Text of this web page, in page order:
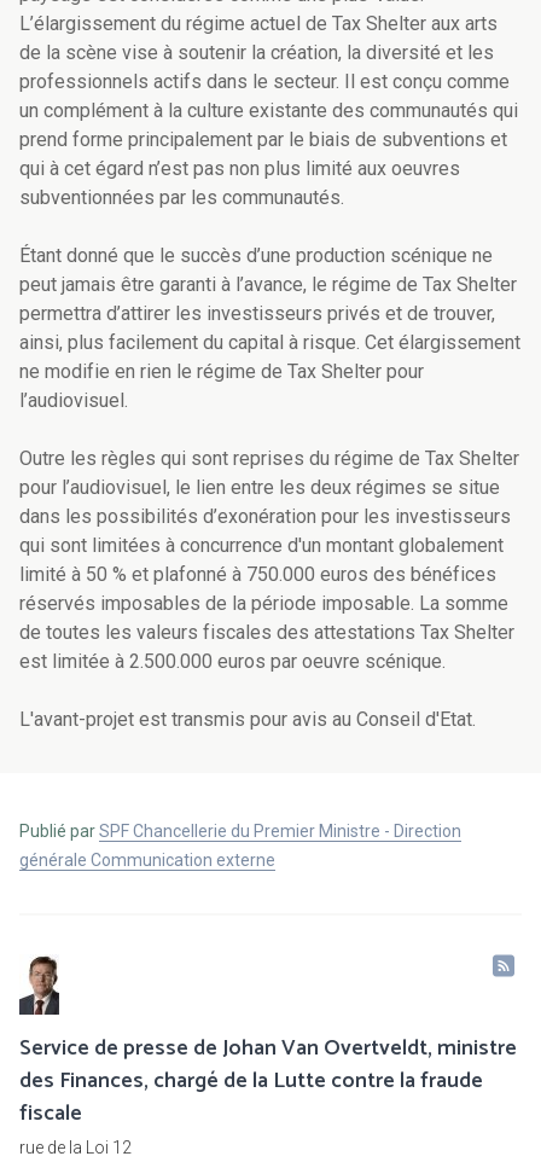
L’élargissement du régime actuel de Tax Shelter aux arts
de la scène vise à soutenir la création, la diversité et les
professionnels actifs dans le secteur. Il est conçu comme
un complément à la culture existante des communautés qui
prend forme principalement par le biais de subventions et
qui à cet égard n’est pas non plus limité aux oeuvres
subventionnées par les communautés.
Étant donné que le succès d’une production scénique ne
peut jamais être garanti à l’avance, le régime de Tax Shelter
permettra d’attirer les investisseurs privés et de trouver,
ainsi, plus facilement du capital à risque. Cet élargissement
ne modifie en rien le régime de Tax Shelter pour
l’audiovisuel.
Outre les règles qui sont reprises du régime de Tax Shelter
pour l’audiovisuel, le lien entre les deux régimes se situe
dans les possibilités d’exonération pour les investisseurs
qui sont limitées à concurrence d'un montant globalement
limité à 50 % et plafonné à 750.000 euros des bénéfices
réservés imposables de la période imposable. La somme
de toutes les valeurs fiscales des attestations Tax Shelter
est limitée à 2.500.000 euros par oeuvre scénique.
L'avant-projet est transmis pour avis au Conseil d'Etat.
Publié parSPF Chancellerie du Premier Ministre - Direction
générale Communication externe
Service de presse de Johan Van Overtveldt, ministre
des Finances, chargé de la Lutte contre la fraude
fiscale
rue de la Loi 12